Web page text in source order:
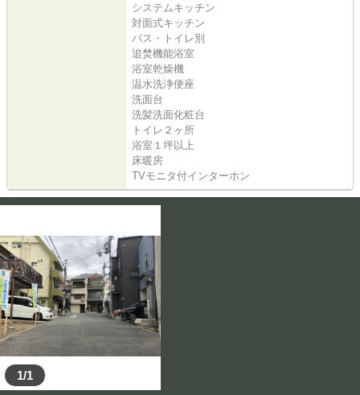
システムキッチン
対面式キッチン
バス・トイレ別
追焚機能浴室
浴室乾燥機
温水洗浄便座
洗面台
洗髪洗面化粧台
トイレ２ヶ所
浴室１坪以上
床暖房
TVモニタ付インターホン
1/1